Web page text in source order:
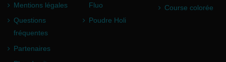
Mentions légales
Questions
fréquentes
Partenaires
Fluo
Poudre Holi
Course colorée